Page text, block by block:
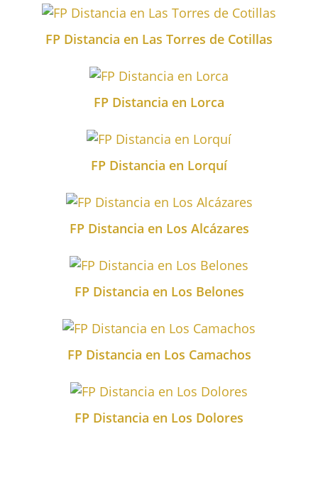
FP Distancia en Las Torres de Cotillas
FP Distancia en Lorca
FP Distancia en Lorquí
FP Distancia en Los Alcázares
FP Distancia en Los Belones
FP Distancia en Los Camachos
FP Distancia en Los Dolores